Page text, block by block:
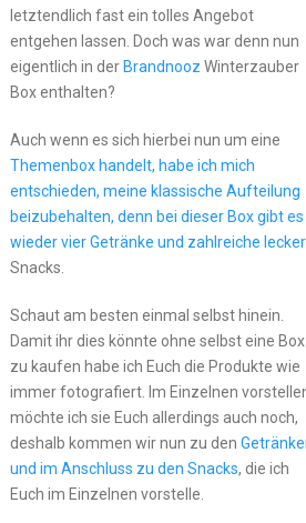
letztendlich fast ein tolles Angebot
entgehen lassen. Doch was war denn nun
eigentlich in derBrandnooz Winterzauber
Box enthalten?
Auch wenn es sich hierbei nun um eine
Themenbox handelt, habe ich mich
entschieden, meine klassische Aufteilung
beizubehalten, denn bei dieser Box gibt es
wieder vier Getränke und zahlreiche
Snacks.
Schaut am besten einmal selbst hinein.
Damit ihr dies könnte ohne selbst eine Box
zu kaufen habe ich Euch die Produkte wie
immer fotografiert. Im Einzelnen
möchte ich sie Euch allerdings auch noch,
deshalb kommen wir nun zu den
und im Anschluss zu den Snacks, die ich
Euch im Einzelnen vorstelle.